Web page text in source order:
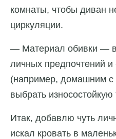
комнаты, чтобы диван
циркуляции.
— Материал обивки —
личных предпочтений и
(например, домашним
выбрать
Итак, добавлю чуть
искал кровать в